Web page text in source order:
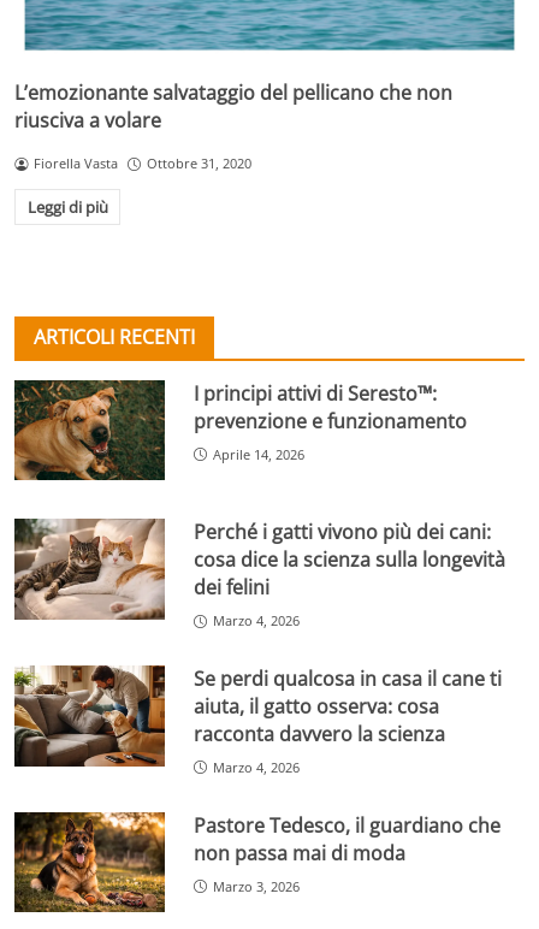
L’emozionante salvataggio del pellicano che non
riusciva a volare
Fiorella Vasta Ottobre 31, 2020
Leggi di più
ARTICOLI RECENTI
I principi attivi di Seresto™:
prevenzione e funzionamento
Aprile 14, 2026
Perché i gatti vivono più dei cani:
cosa dice la scienza sulla longevità
dei felini
Marzo 4, 2026
Se perdi qualcosa in casa il cane ti
aiuta, il gatto osserva: cosa
racconta davvero la scienza
Marzo 4, 2026
Pastore Tedesco, il guardiano che
non passa mai di moda
Marzo 3, 2026